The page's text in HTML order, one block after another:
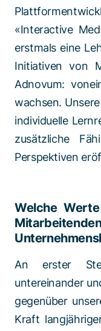
«Interactive
erstmals eine
Initiativen von
Adnovum:
wachsen.
individuelle
zusätzliche
Perspektiven
Welche
An erster
untereinander
gegenüber
Kraft